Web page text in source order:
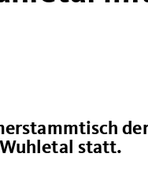
statt.